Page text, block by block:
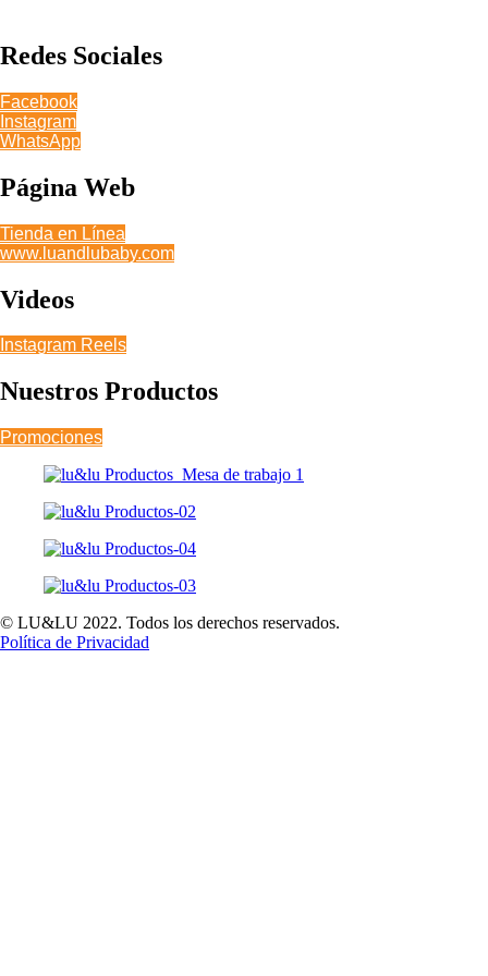
Redes Sociales
Facebook
Instagram
WhatsApp
Página Web
Tienda en Línea
www.luandlubaby.com
Videos
Instagram Reels
Nuestros Productos
Promociones
© LU&LU 2022. Todos los derechos reservados.
Política de Privacidad